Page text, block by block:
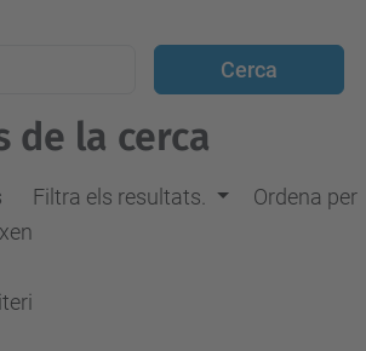
de la cerca
Filtra els resultats. Ordena per